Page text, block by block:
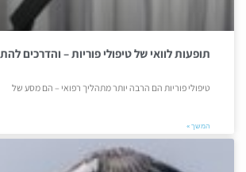
תופעות לוואי של טיפולי פוריות – והדרכים
טיפולי פוריות הם הרבה יותר מתהליך רפואי – הם מסע של
המשך »